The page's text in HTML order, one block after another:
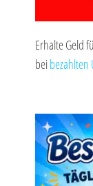
Erhalte Geld
beibezahlten